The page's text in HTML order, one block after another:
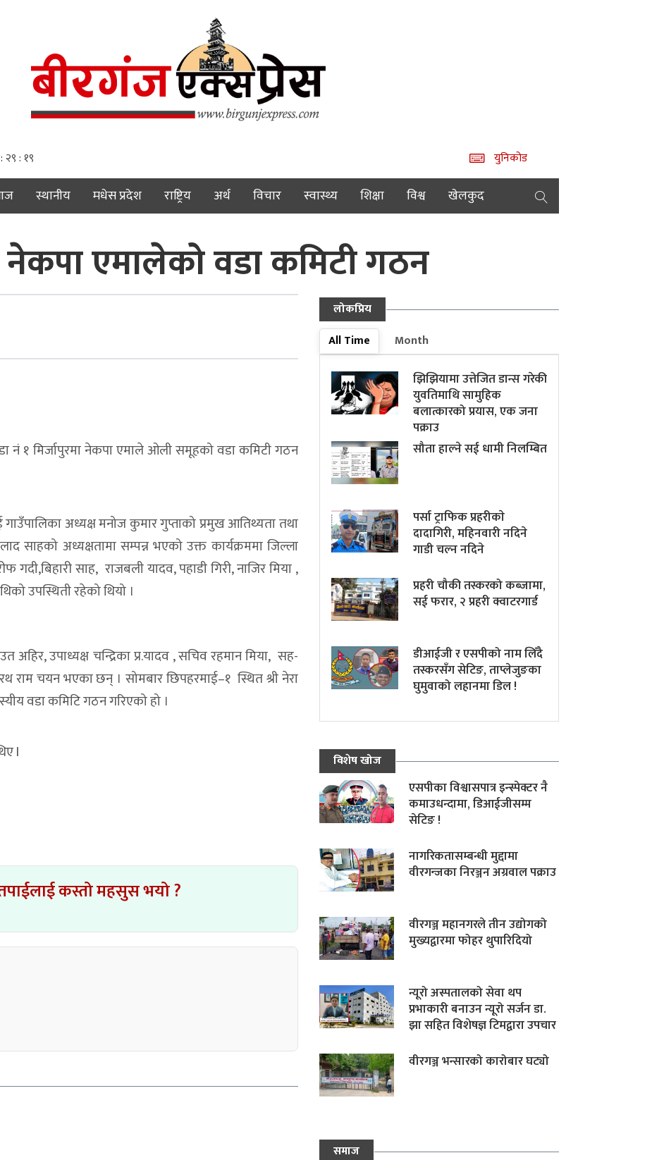
२९ : २० युनिकोड
स्थानीय मधेस प्रदेश राष्ट्रिय अर्थ विचार स्वास्थ्य शिक्षा विश्व खेलकुद
नेकपा एमालेको वडा कमिटी गठन
नं १ मिर्जापुरमा नेकपा एमाले ओली समूहको वडा कमिटी गठन
अध्यक्ष मनोज कुमार गुप्ताको प्रमुख आतिथ्यता तथा
साहको अध्यक्षतामा सम्पन्न भएको उक्त कार्यक्रममा जिल्ला
गदी,बिहारी साह, राजबली यादव, पहाडी गिरी, नाजिर मिया ,
उपस्थिती रहेको थियो ।
अहिर, उपाध्यक्ष चन्द्रिका प्र.यादव , सचिव रहमान मिया, सह-
राम चयन भएका छन् । सोमबार छिपहरमाई–१ स्थित श्री नेरा
वडा कमिटि गठन गरिएको हो ।
l
कस्तो महसुस भयो ?
लोकप्रिय
All Time
Month
झिझियामा उत्तेजित डान्स गरेकी
युवतिमाथि सामुहिक
बलात्कारको प्रयास, एक जना
पक्राउ
सौता हाल्ने सई धामी निलम्बित
पर्सा ट्राफिक प्रहरीकाे
दादागिरी, महिनवारी नदिने
गाडी चल्न नदिने
प्रहरी चौकी तस्करको कब्जामा,
सई फरार, २ प्रहरी क्वाटरगार्ड
डीआईजी र एसपीको नाम लिँदै
तस्करसँग सेटिङ, ताप्लेजुङका
घुमुवाको लहानमा डिल !
विशेष खोज
एसपीका विश्वासपात्र इन्स्पेक्टर नै
कमाउधन्दामा, डिआईजीसम्म
सेटिङ !
नागरिकतासम्बन्धी मुद्दामा
वीरगन्जका निरञ्जन अग्रवाल पक्राउ
वीरगञ्ज महानगरले तीन उद्योगको
मुख्यद्वारमा फोहर थुपारिदियो
न्यूरो अस्पतालको सेवा थप
प्रभाकारी बनाउन न्यूरो सर्जन डा.
झा सहित विशेषज्ञ टिमद्वारा उपचार
वीरगञ्ज भन्सारको कारोबार घट्यो
समाज